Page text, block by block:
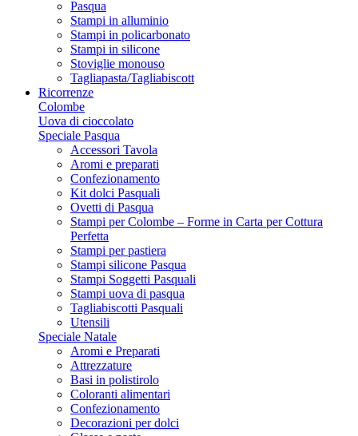
Pasqua
Stampi in alluminio
Stampi in policarbonato
Stampi in silicone
Stoviglie monouso
Tagliapasta/Tagliabiscott
Ricorrenze
Colombe
Uova di cioccolato
Speciale Pasqua
Accessori Tavola
Aromi e preparati
Confezionamento
Kit dolci Pasquali
Ovetti di Pasqua
Stampi per Colombe – Forme in Carta per Cottura
Perfetta
Stampi per pastiera
Stampi silicone Pasqua
Stampi Soggetti Pasquali
Stampi uova di pasqua
Tagliabiscotti Pasquali
Utensili
Speciale Natale
Aromi e Preparati
Attrezzature
Basi in polistirolo
Coloranti alimentari
Confezionamento
Decorazioni per dolci